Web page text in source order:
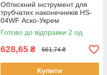
Обтискний інструмент для
трубчатих наконечників HS-
04WF Аско-Укрем
Готово до відправки 2 од.
628,65 ₴ 661,74 ₴
Купити